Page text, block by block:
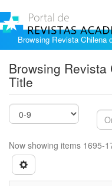
Browsing Revista Chilena
Browsing
Title
Now showing items 1695-